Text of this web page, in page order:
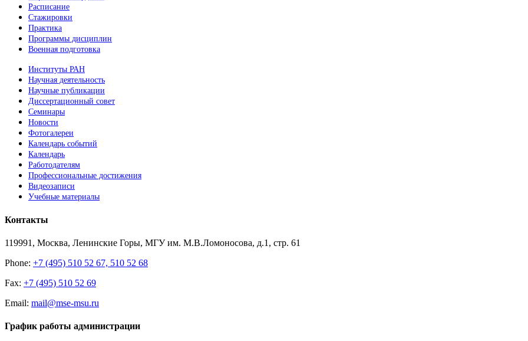
Расписание
Стажировки
Практика
Программы дисциплин
Военная подготовка
Институты РАН
Научная деятельность
Научные публикации
Диссертационный совет
Семинары
Новости
Фотогалереи
Календарь событий
Календарь
Работодателям
Профессиональные достижения
Видеозаписи
Учебные материалы
Контакты
119991, Москва, Ленинские Горы, МГУ им. М.В.Ломоносова, д.1, стр. 61
Phone: +7 (495) 510 52 67, 510 52 68
Fax: +7 (495) 510 52 69
Email: mail@mse-msu.ru
График работы администрации